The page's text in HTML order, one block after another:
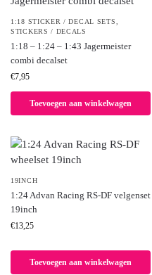
1:18 STICKER / DECAL SETS
STICKERS / DECALS
1:18 – 1:24 – 1:43 Jagermeister
combi decalset
€7,95
Toevoegen aan winkelwagen
19INCH
1:24 Advan Racing RS-DF velgenset
19inch
€13,25
Toevoegen aan winkelwagen